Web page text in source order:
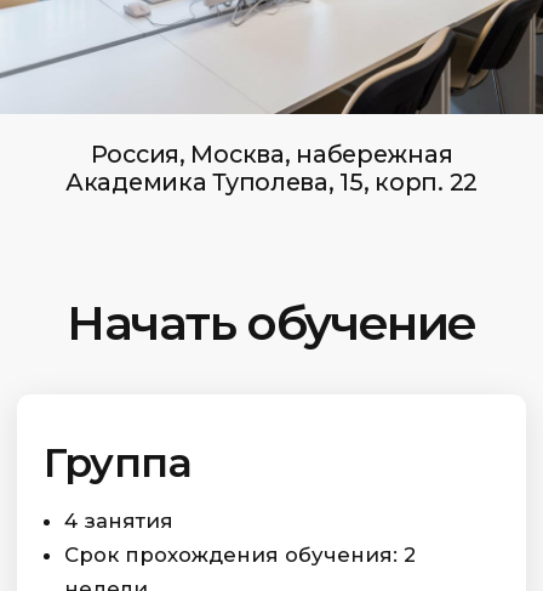
Москва, Набережная
Академика Туполева 15, корп. 22
2026 © Capital Skills